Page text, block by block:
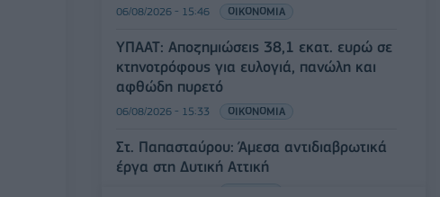
06/08/2026 - 15:46 ΟΙΚΟΝΟΜΙΑ
ΥΠΑΑΤ: Αποζημιώσεις 38,1 εκατ. ευρώ σε
κτηνοτρόφους για ευλογιά, πανώλη και
αφθώδη πυρετό
06/08/2026 - 15:33 ΟΙΚΟΝΟΜΙΑ
Στ. Παπασταύρου: Άμεσα αντιδιαβρωτικά
έργα στη Δυτική Αττική